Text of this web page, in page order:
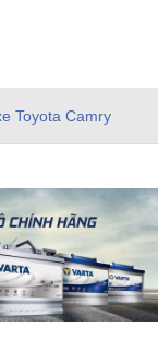
Toyota Camry